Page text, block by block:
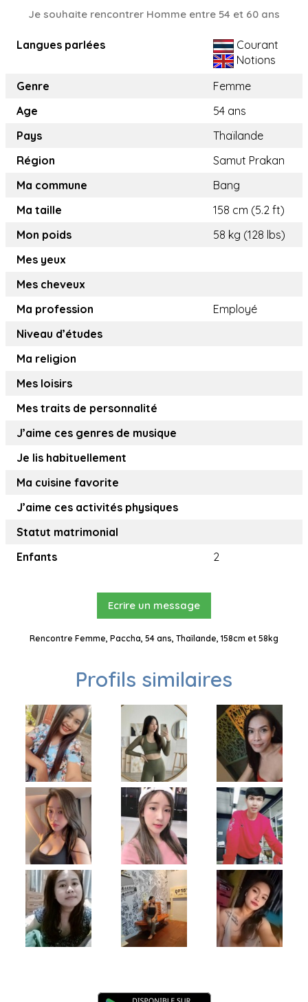
Je souhaite rencontrer Homme entre 54 et 60 ans
Langues parlées
Courant
Notions
Genre
Femme
Age
54 ans
Pays
Thaïlande
Région
Samut Prakan
Ma commune
Bang
Ma taille
158 cm (5.2 ft)
Mon poids
58 kg (128 lbs)
Mes yeux
Mes cheveux
Ma profession
Employé
Niveau d’études
Ma religion
Mes loisirs
Mes traits de personnalité
J’aime ces genres de musique
Je lis habituellement
Ma cuisine favorite
J’aime ces activités physiques
Statut matrimonial
Enfants
2
Ecrire un message
Rencontre Femme, Paccha, 54 ans, Thaïlande, 158cm et 58kg
Profils similaires